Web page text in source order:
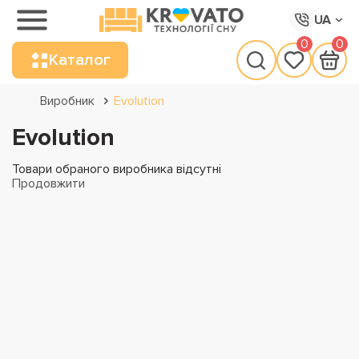
UA
Каталог
0 0
Виробник Evolution
Evolution
Товари обраного виробника відсутні
Продовжити